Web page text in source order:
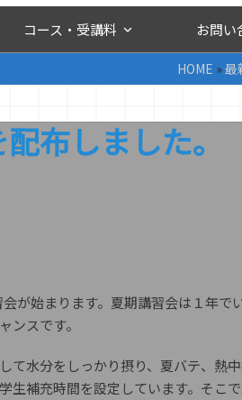
コース・受講料 お問い
HOME »最
布しました。
が始まります。夏期講習会は１年で
ンスです。
て水分をしっかり摂り、夏バテ、熱
生補充時間を設定しています。そこ